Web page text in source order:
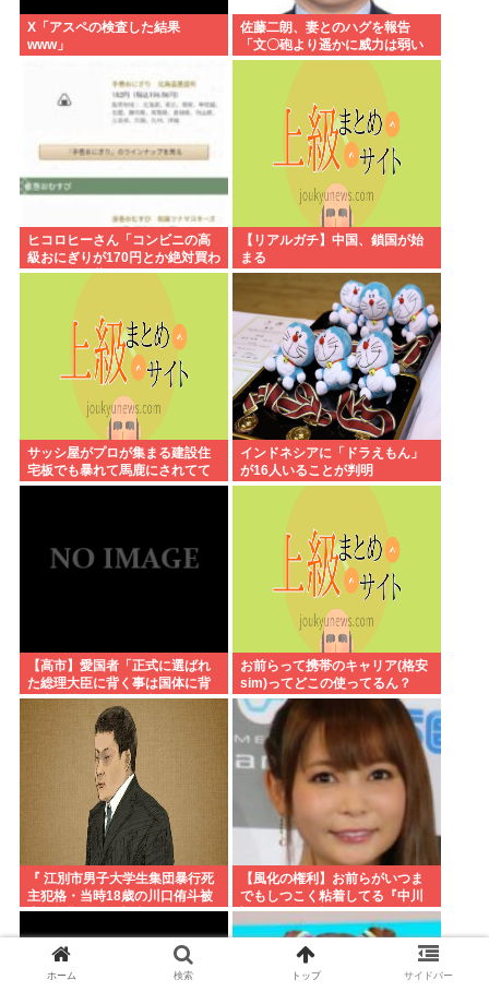
X「アスペの検査した結果
www」
佐藤二朗、妻とのハグを報告
「文〇砲より遥かに威力は弱い
が、僕のノロケ砲をお見舞いす
ヒコロヒーさん「コンビニの高
級おにぎりが170円とか絶対買わ
ない」とか薄すぎるトークをか
【リアルガチ】中国、鎖国が始
まる
サッシ屋がプロが集まる建設住
宅板でも暴れて馬鹿にされてて
ワロタw
インドネシアに「ドラえもん」
が16人いることが判明
【高市】愛国者「正式に選ばれ
た総理大臣に背く事は国体に背
く事に等しい。誰が主人かハッ
キリさせるべき」
お前らって携帯のキャリア(格安
sim)ってどこの使ってるん？
『 江別市男子大学生集団暴行死
主犯格・当時18歳の川口侑斗被
告に無期懲役の判決』 昨日この
【風化の権利】お前らがいつま
でもしつこく粘着してる『中川
翔子Switch2事件』俺はもう許し
たし、忘れようと思う。
ホーム 検索 トップ サイドバー